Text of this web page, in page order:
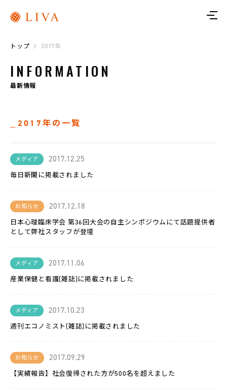
ト
ッ
に
つ
い
サ
ビ
リ
ァ
レ
LACICRA
リ
ヴ
ァ
Biz
ム
ラ
カ
ラ
双
極
は
た
ら
トップ 2017年
INFORMATION
最新情報
2017年の一覧
メディア 2017.12.25
毎日新聞に掲載されました
お知らせ 2017.12.18
日本心理臨床学会 第36回大会の自主シンポジウムにて話題提供者
として弊社スタッフが登壇
メディア 2017.11.06
産業保健と看護(雑誌)に掲載されました
メディア 2017.10.23
週刊エコノミスト(雑誌)に掲載されました
お知らせ 2017.09.29
【実績報告】社会復帰された方が500名を超えました